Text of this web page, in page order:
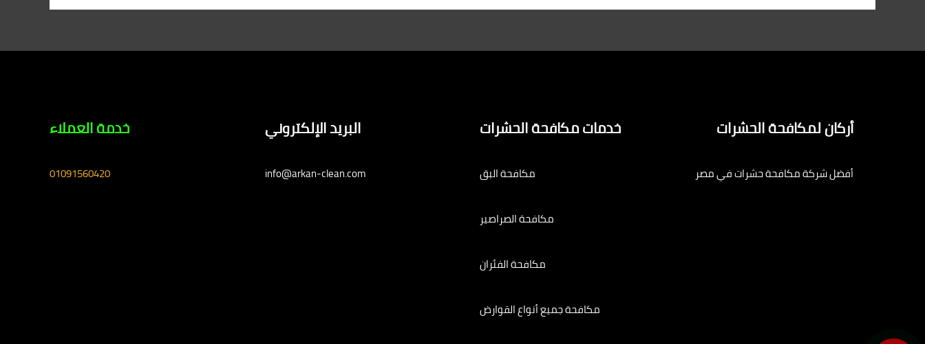
أركان لمكافحة الحشرات
أفضل شركة مكافحة حشرات في مصر
خدمات مكافحة الحشرات
مكافحة البق
مكافحة الصراصير
مكافحة الفئران
مكافحة جميع أنواع القوارض
البريد الإلكتروني
info@arkan-clean.com
خدمة العملاء
01091560420